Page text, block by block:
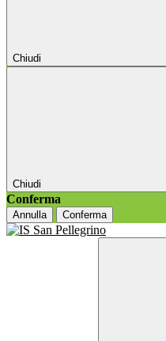
Chiudi
Chiudi
Conferma
Annulla Conferma